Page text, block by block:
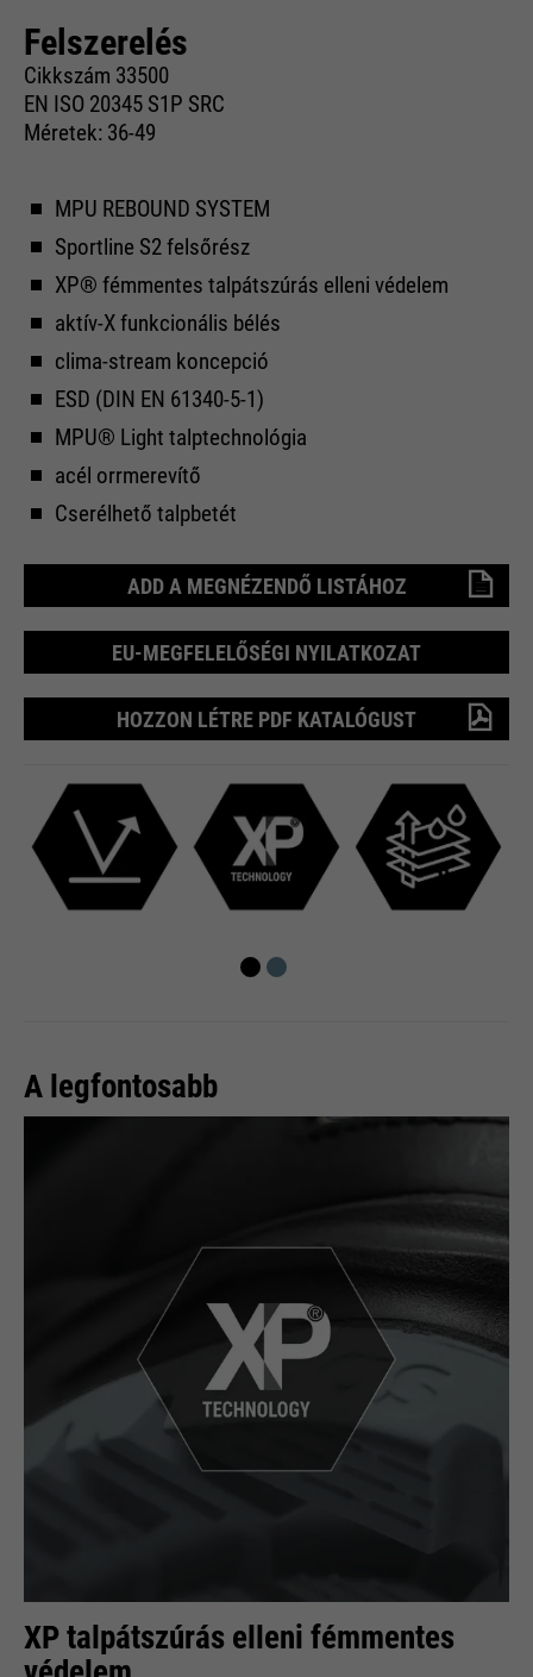
Felszerelés
Cikkszám 33500
EN ISO 20345 S1P SRC
Méretek: 36-49
MPU REBOUND SYSTEM
Sportline S2 felsőrész
XP® fémmentes talpátszúrás elleni védelem
aktív-X funkcionális bélés
clima-stream koncepció
ESD (DIN EN 61340-5-1)
MPU® Light talptechnológia
acél orrmerevítő
Cserélhető talpbetét
ADD A MEGNÉZENDŐ LISTÁHOZ
EU-MEGFELELŐSÉGI NYILATKOZAT
HOZZON LÉTRE PDF KATALÓGUST
A legfontosabb
XP talpátszúrás elleni fémmentes